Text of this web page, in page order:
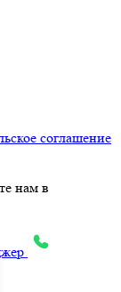
соглашение
нам в